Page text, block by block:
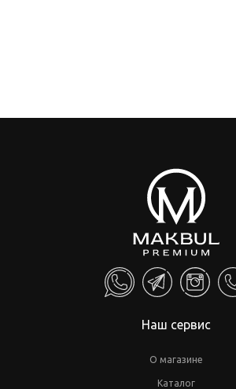
Наш сервис
О магазине
Каталог